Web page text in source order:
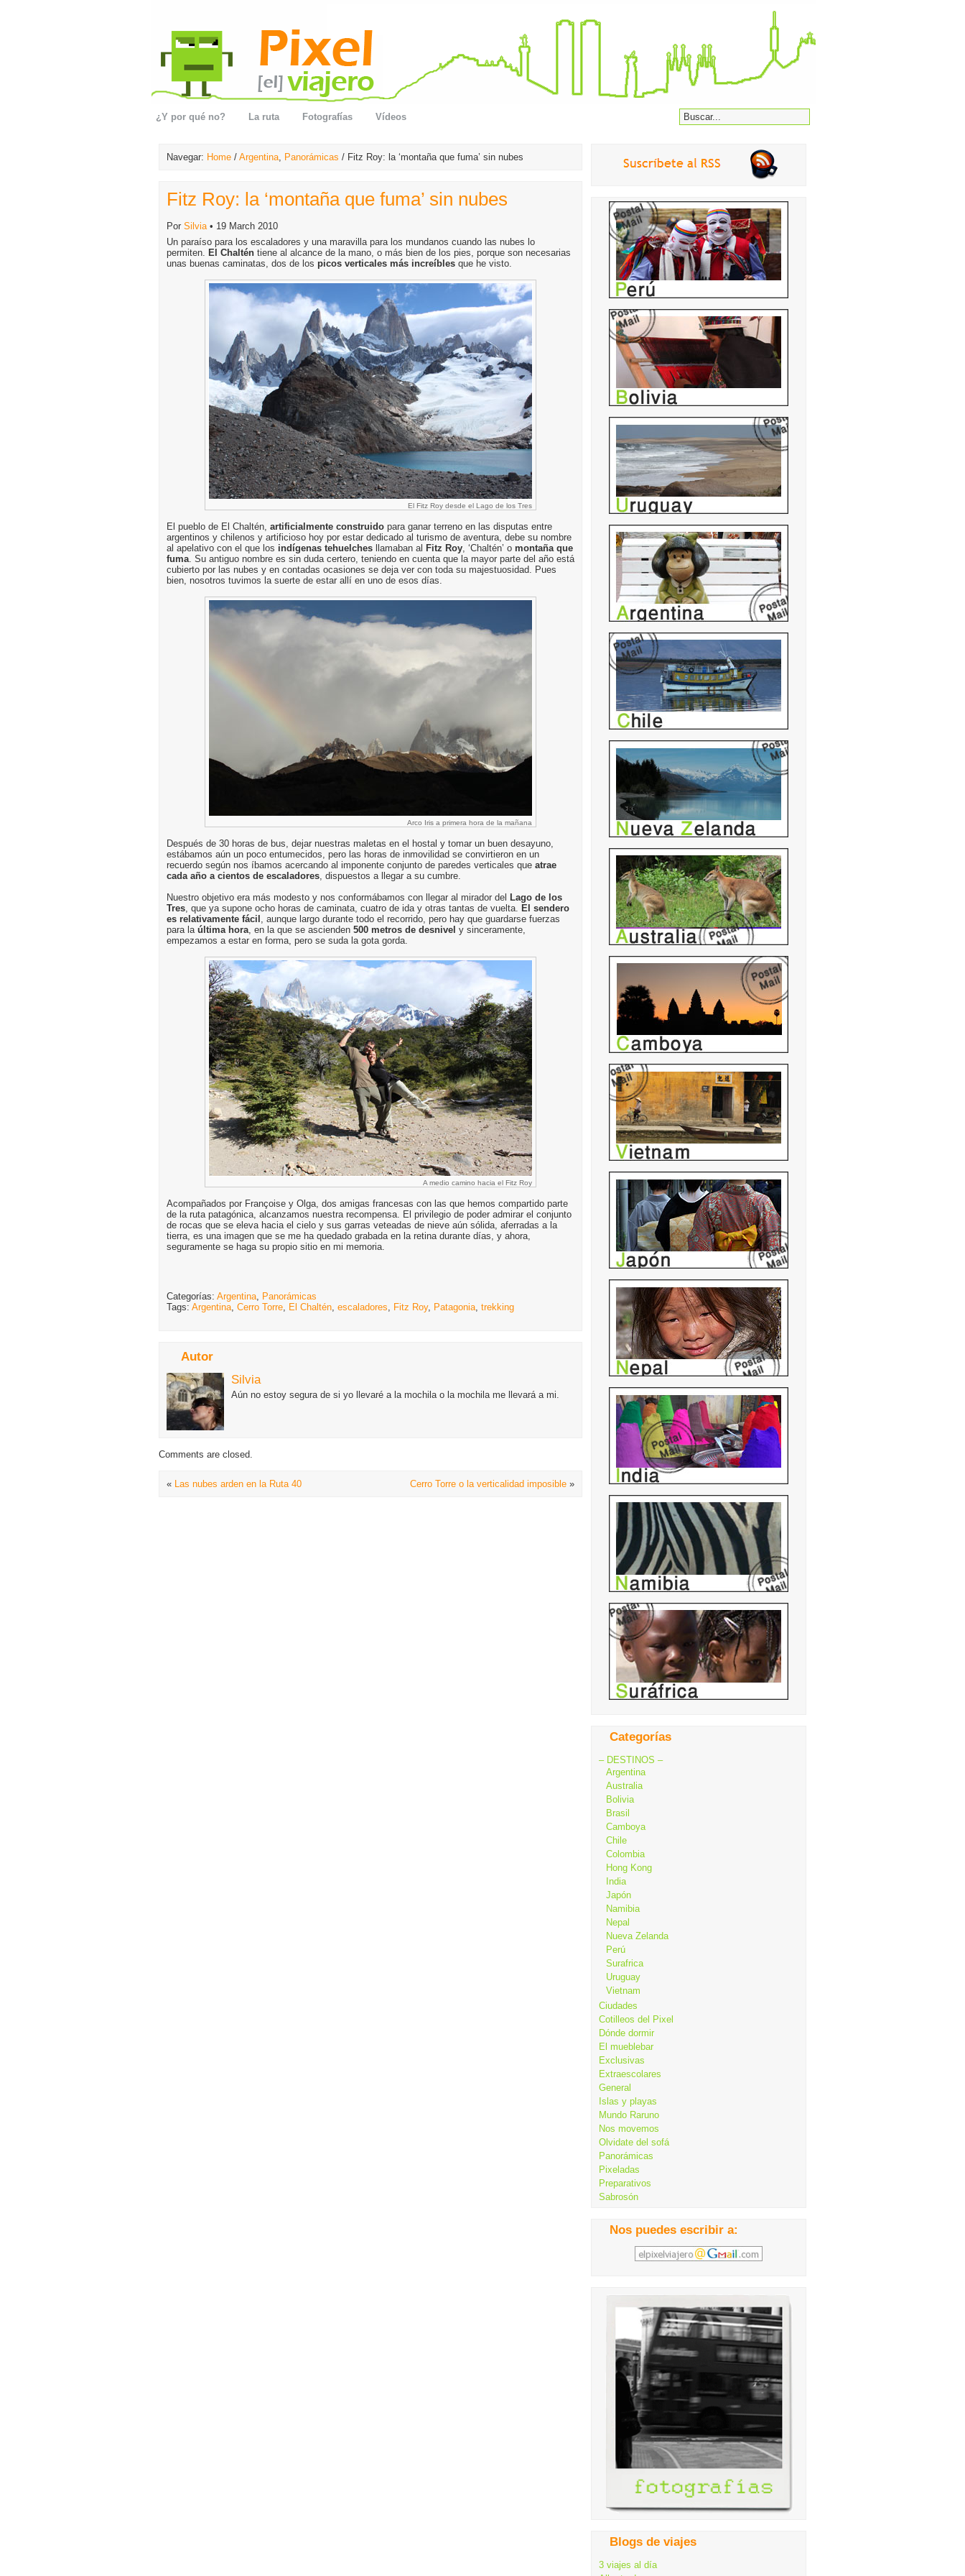
¿Y por qué no? La ruta Fotografías Vídeos
Navegar: Home / Argentina, Panorámicas / Fitz Roy: la ‘montaña que fuma’ sin nubes
Fitz Roy: la ‘montaña que fuma’ sin nubes
Por Silvia• 19 March 2010
Un paraíso para los escaladores y una maravilla para los mundanos cuando las nubes lo
permiten. El Chaltén tiene al alcance de la mano, o más bien de los pies, porque son necesarias
unas buenas caminatas, dos de los picos verticales más increíbles que he visto.
El Fitz Roy desde el Lago de los Tres
El pueblo de El Chaltén, artificialmente construido para ganar terreno en las disputas entre
argentinos y chilenos y artificioso hoy por estar dedicado al turismo de aventura, debe su nombre
al apelativo con el que los indígenas tehuelches llamaban al Fitz Roy, ‘Chaltén’ o montaña que
fuma. Su antiguo nombre es sin duda certero, teniendo en cuenta que la mayor parte del año está
cubierto por las nubes y en contadas ocasiones se deja ver con toda su majestuosidad. Pues
bien, nosotros tuvimos la suerte de estar allí en uno de esos días.
Arco Iris a primera hora de la mañana
Después de 30 horas de bus, dejar nuestras maletas en el hostal y tomar un buen desayuno,
estábamos aún un poco entumecidos, pero las horas de inmovilidad se convirtieron en un
recuerdo según nos íbamos acercando al imponente conjunto de paredes verticales que atrae
cada año a cientos de escaladores, dispuestos a llegar a su cumbre.
Nuestro objetivo era más modesto y nos conformábamos con llegar al mirador del Lago de los
Tres, que ya supone ocho horas de caminata, cuatro de ida y otras tantas de vuelta. El sendero
es relativamente fácil , aunque largo durante todo el recorrido, pero hay que guardarse fuerzas
para la última hora, en la que se ascienden 500 metros de desnivel y sinceramente,
empezamos a estar en forma, pero se suda la gota gorda.
A medio camino hacia el Fitz Roy
Acompañados por Françoise y Olga, dos amigas francesas con las que hemos compartido parte
de la ruta patagónica, alcanzamos nuestra recompensa. El privilegio de poder admirar el conjunto
de rocas que se eleva hacia el cielo y sus garras veteadas de nieve aún sólida, aferradas a la
tierra, es una imagen que se me ha quedado grabada en la retina durante días, y ahora,
seguramente se haga su propio sitio en mi memoria.
Categorías: Argentina, Panorámicas
Tags: Argentina, Cerro Torre, El Chaltén, escaladores, Fitz Roy, Patagonia, trekking
Autor
Silvia
Aún no estoy segura de si yo llevaré a la mochila o la mochila me llevará a mi.
Comments are closed.
« Las nubes arden en la Ruta 40 Cerro Torre o la verticalidad imposible »
Categorías
– DESTINOS –
Argentina
Australia
Bolivia
Brasil
Camboya
Chile
Colombia
Hong Kong
India
Japón
Namibia
Nepal
Nueva Zelanda
Perú
Surafrica
Uruguay
Vietnam
Ciudades
Cotilleos del Pixel
Dónde dormir
El mueblebar
Exclusivas
Extraescolares
General
Islas y playas
Mundo Raruno
Nos movemos
Olvidate del sofá
Panorámicas
Pixeladas
Preparativos
Sabrosón
Nos puedes escribir a:
Blogs de viajes
3 viajes al día